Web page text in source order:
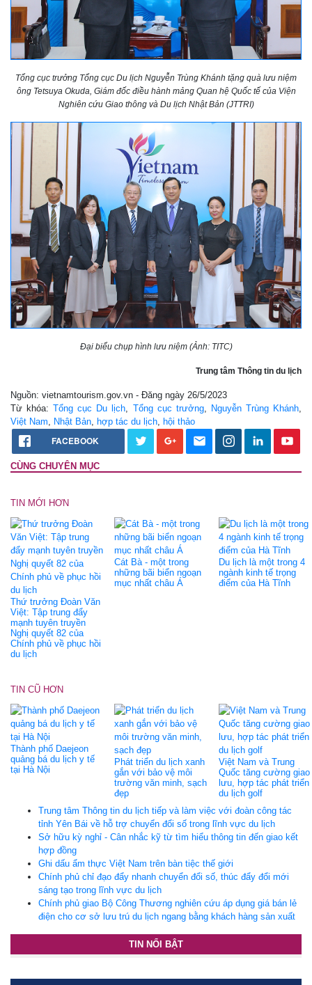
Tổng cục trưởng Tổng cục Du lịch Nguyễn Trùng Khánh tặng quà lưu niệm
ông Tetsuya Okuda, Giám đốc điều hành mảng Quan hệ Quốc tế của Viện
Nghiên cứu Giao thông và Du lịch Nhật Bản (JTTRI)
Đại biểu chụp hình lưu niệm (Ảnh: TITC)
Trung tâm Thông tin du lịch
Nguồn: vietnamtourism.gov.vn - Đăng ngày 26/5/2023
Từ khóa:Tổng cục Du lịch, Tổng cục trưởng, Nguyễn Trùng Khánh,
Việt Nam, Nhật Bản, hợp tác du lịch, hội thảo
FACEBOOK
CÙNG CHUYÊN MỤC
TIN MỚI HƠN
Thứ trưởng Đoàn Văn
Việt: Tập trung đẩy
mạnh tuyên truyền
Nghị quyết 82 của
Chính phủ về phục hồi
du lịch
Cát Bà - một trong
những bãi biển ngoạn
mục nhất châu Á
Du lịch là một trong 4
ngành kinh tế trọng
điểm của Hà Tĩnh
TIN CŨ HƠN
Thành phố Daejeon
quảng bá du lịch y tế
tại Hà Nội
Phát triển du lịch xanh
gắn với bảo vệ môi
trường văn minh, sạch
đẹp
Việt Nam và Trung
Quốc tăng cường giao
lưu, hợp tác phát triển
du lịch golf
Trung tâm Thông tin du lịch tiếp và làm việc với đoàn công tác
tỉnh Yên Bái về hỗ trợ chuyển đổi số trong lĩnh vực du lịch
Sở hữu kỳ nghỉ - Cân nhắc kỹ từ tìm hiểu thông tin đến giao kết
hợp đồng
Ghi dấu ẩm thực Việt Nam trên bàn tiệc thế giới
Chính phủ chỉ đạo đẩy nhanh chuyển đổi số, thúc đẩy đổi mới
sáng tạo trong lĩnh vực du lịch
Chính phủ giao Bộ Công Thương nghiên cứu áp dụng giá bán lẻ
điện cho cơ sở lưu trú du lịch ngang bằng khách hàng sản xuất
TIN NỔI BẬT